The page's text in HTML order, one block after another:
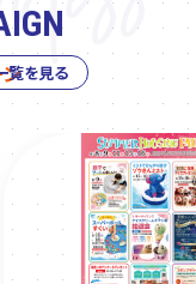
覧を見る